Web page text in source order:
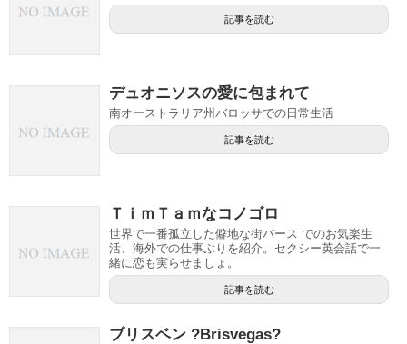
記事を読む
デュオニソスの愛に包まれて
南オーストラリア州バロッサでの日常生活
記事を読む
ＴｉｍＴａｍなコノゴロ
世界で一番孤立した僻地な街パース でのお気楽生
活、海外での仕事ぶりを紹介。セクシー英会話で一
緒に恋も実らせましょ。
記事を読む
ブリスベン ?Brisvegas?